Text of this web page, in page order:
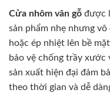
Cửa nhôm vân gỗ được
sản phẩm nhẹ nhưng
hoặc ép nhiệt lên bề
bảo vệ chống trầy xước
sản xuất hiện đại đảm
theo thời gian và dễ